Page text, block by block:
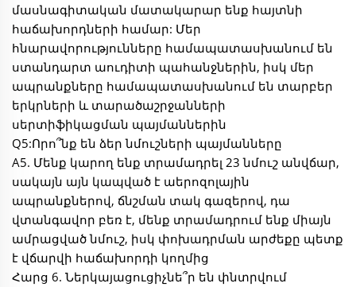
մասնագիտական մատակարար ենք հայտնի
հաճախորդների համար: Մեր
հնարավորությունները համապատասխանում են
ստանդարտ աուդիտի պահանջներին, իսկ մեր
ապրանքները համապատասխանում են տարբեր
երկրների և տարածաշրջանների
սերտիֆիկացման պայմաններին
Q5:Որո՞նք են ձեր նմուշների պայմանները
A5. Մենք կարող ենք տրամադրել 23 նմուշ անվճար,
սակայն այն կապված է աերոզոլային
ապրանքներով, ճնշման տակ գազերով, դա
վտանգավոր բեռ է, մենք տրամադրում ենք միայն
ամրացված նմուշ, իսկ փոխադրման արժեքը պետք
է վճարվի հաճախորդի կողմից
Հարց 6. Ներկայացուցիչնե՞ր են փնտրվում